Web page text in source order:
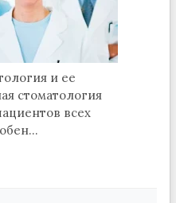
и ее
стоматология
всех